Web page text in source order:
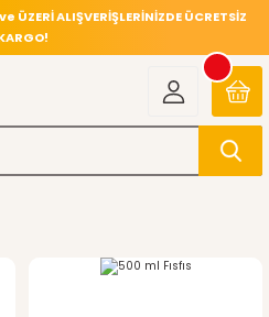
ÜZERİ ALIŞVERİŞLERİNİZDE ÜCRETSİZ